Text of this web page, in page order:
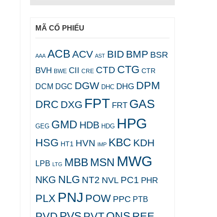
MÃ CỔ PHIẾU
AAA ACB ACV AST BID BMP BSR
BVH BWE CII CRE CTD CTG CTR
DCM DGC DGW DHC DHG DPM
DRC DXG FPT FRT GAS
GEG GMD HDB HDG HPG
HSG HT1 HVN IMP KBC KDH
LPB LTG MBBMSN MWG
NKG NLG NT2 NVL PC1 PHR
PLX PNJ POW PPC PTB